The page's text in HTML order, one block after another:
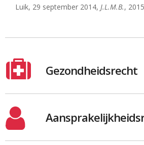
Luik, 29 september 2014, J.L.M.B.,
Gezondheidsrecht